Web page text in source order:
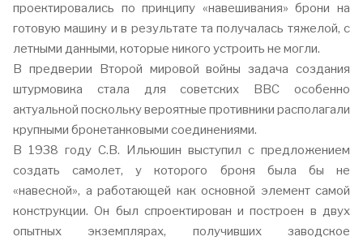
проектировались по принципу «навешивания» брони на
готовую машину и в результате та получалась тяжелой, с
летными данными, которые никого устроить не могли.
В предверии Второй мировой войны задача создания
штурмовика стала для советских ВВС особенно
актуальной поскольку вероятные противники располагали
крупными бронетанковыми соединениями.
В 1938 году С.В. Ильюшин выступил с предложением
создать самолет, у которого броня была бы не
«навесной», а работающей как основной элемент самой
конструкции. Он был спроектирован и построен в двух
опытных экземплярах, получивших заводское